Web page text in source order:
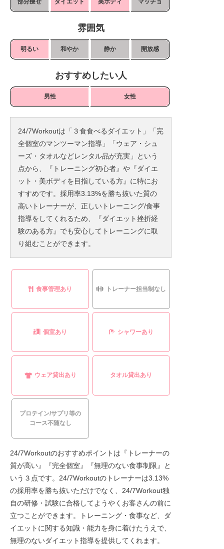
雰囲気
明るい 和やか 静か 開放感
おすすめしたい人
男性 女性
24/7Workoutは「３食食べるダイエット」「完
全個室のマンツーマン指導」「ウェア・シュ
ーズ・タオルなどレンタル品が充実」という
点から、『トレーニング初心者』や『ダイエ
ット・美ボディを目指している方』に特にお
すすめです。採用率3.13%を勝ち抜いた質の
高いトレーナーが、正しいトレーニング/食事
指導をしてくれるため、『ダイエット挫折経
験のある方』でも安心してトレーニングに取
り組むことができます。
食事管理あり トレーナー担当制なし
個室あり シャワーあり
ウェア貸出あり タオル貸出あり
プロテイン/サプリ等の
コース不随なし
24/7Workoutのおすすめポイントは『トレーナーの
質が高い』『完全個室』『無理のない食事制限』と
いう３点です。24/7Workoutのトレーナーは3.13%
の採用率を勝ち抜いただけでなく、24/7Workout独
自の研修・試験に合格してようやくお客さんの前に
立つことができます。トレーニング・食事など、ダ
イエットに関する知識・能力を身に着けたうえで、
無理のないダイエット指導を提供してくれます。